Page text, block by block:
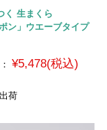
く 生まくら
ン」ウエーブタイプ
¥5,478(税込)
荷